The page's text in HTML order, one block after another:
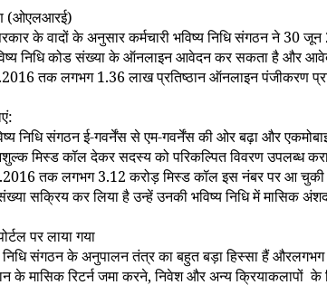
(ओएलआरई)
के वादों के अनुसार कर्मचारी भविष्य निधि संगठन ने30जून
निधि कोड संख्या के ऑनलाइन आवेदन कर सकता है और
तक लगभग1.36लाख प्रतिष्ठान ऑनलाइन पंजीकरण
निधि संगठन ई-गवर्नेंस से एम-गवर्नेंस की ओर बढ़ा और
मिस्ड कॉल देकर सदस्य को परिकल्पित विवरण उपलब्ध
तक लगभग3.12करोड़ मिस्ड कॉल इस नंबर पर आ चुकी
सक्रिय कर लिया है उन्हें उनकी भविष्य निधि में मासिक
पर लाया गया
निधि संगठन के अनुपालन तंत्र का बहुत बड़ा हिस्सा हैं औरलगभग
के मासिक रिटर्न जमा करने,निवेश और अन्य क्रियाकलापों